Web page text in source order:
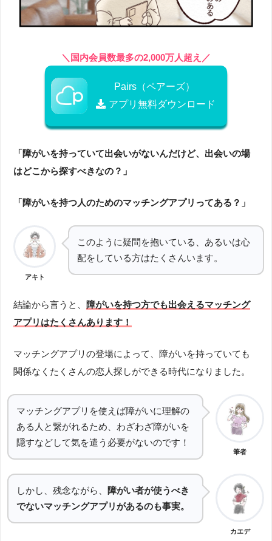
＼国内会員数最多の2,000万人超え／
Pairs（ペアーズ）
アプリ無料ダウンロード
「障がいを持っていて出会いがないんだけど、出会いの場
はどこから探すべきなの？」
「障がいを持つ人のためのマッチングアプリってある？」
アキト
このように疑問を抱いている、あるいは心
配をしている方はたくさんいます。
結論から言うと、
障がいを持つ方でも出会えるマッチング
アプリはたくさんあります！
マッチングアプリの登場によって、障がいを持っていても
関係なくたくさんの恋人探しができる時代になりました。
マッチングアプリを使えば障がいに理解の
ある人と繋がれるため、わざわざ障がいを
隠すなどして気を遣う必要がないのです！
筆者
しかし、残念ながら、
障がい者が使うべき
でないマッチングアプリがあるのも事実。
カエデ